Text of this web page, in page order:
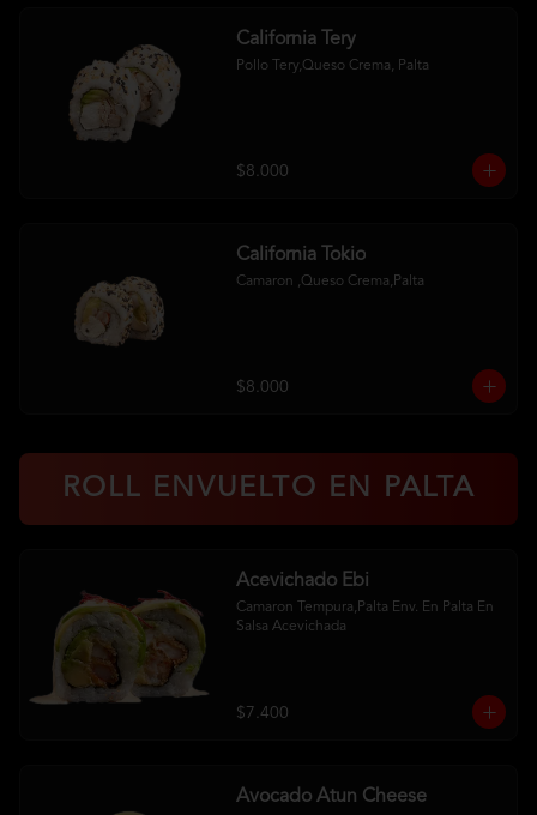
California Tery
Pollo Tery,Queso Crema, Palta
$8.000
California Tokio
Camaron ,Queso Crema,Palta
$8.000
ROLL ENVUELTO EN PALTA
Acevichado Ebi
Camaron Tempura,Palta Env. En Palta En
Salsa Acevichada
$7.400
Avocado Atun Cheese